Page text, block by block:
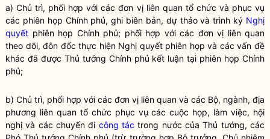
a) Chủ trì, phối hợp với các đơn vị liên quan tổ chức và phục vụ
các phiên họp Chính phủ, ghi biên bản, dự thảo và trình ký Nghị
quyết phiên họp Chính phủ; phối hợp với các đơn vị liên quan
theo dõi, đôn đốc thực hiện Nghị quyếtphiên họp và các vấn đề
khác đã được Thủ tướng Chính phủ kết luận tại phiên họp Chính
phủ;
b) Chủ trì, phối hợp với các đơn vị liên quan và các Bộ, ngành, địa
phương liên quan tổ chức phục vụ các cuộc họp, làm việc, hội
nghị và các chuyến đi công tác trong nước của Thủ tướng, các